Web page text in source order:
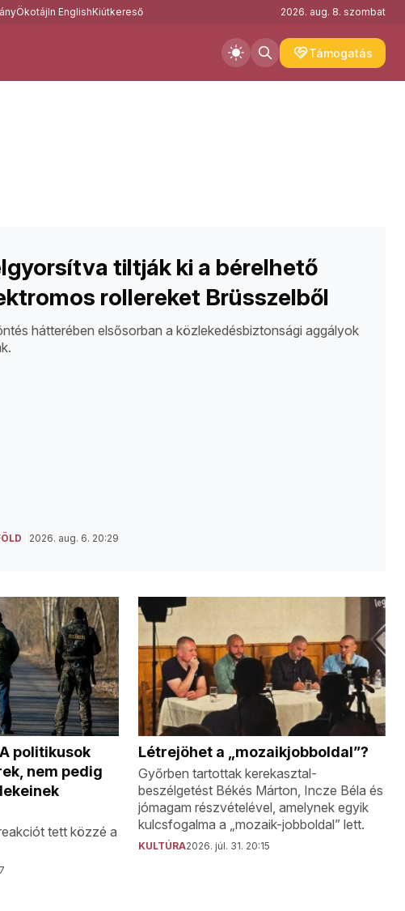
ÖkotájIn EnglishKiútkereső 2026. aug. 8. szombat
Támogatás
tiltják ki a bérelhető
rollereket Brüsszelből
hátterében elsősorban a közlekedésbiztonsági aggályok
2026. aug. 6. 20:29
politikusok
nem pedig
tett közzé a
Létrejöhet a „mozaikjobboldal”?
Győrben tartottak kerekasztal-
beszélgetést Békés Márton, Incze Béla és
jómagam részvételével, amelynek egyik
kulcsfogalma a „mozaik-jobboldal” lett.
KULTÚRA2026. júl. 31. 20:15